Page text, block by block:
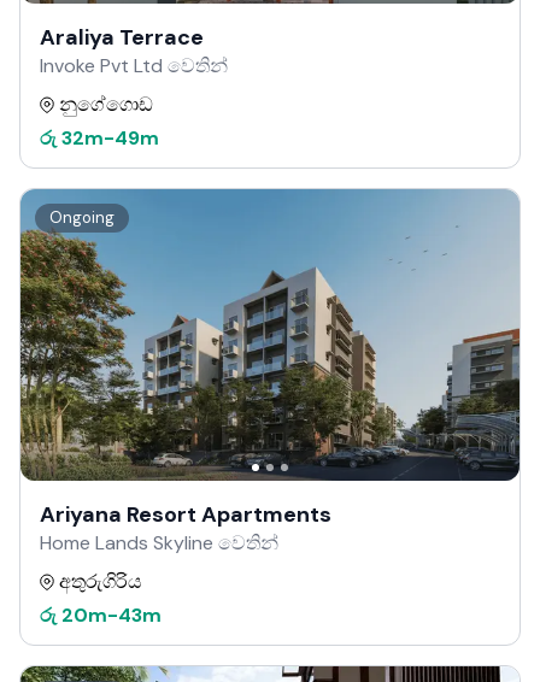
Araliya Terrace
Invoke Pvt Ltd වෙතින්
නුගේගොඩ
රු 32m-49m
Ongoing
Ariyana Resort Apartments
Home Lands Skyline වෙතින්
අතුරුගිරිය
රු 20m-43m